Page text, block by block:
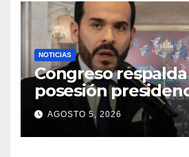
NOTICIAS
Congreso
posesión
y el Consejo de
mantiene vigente
ceremonia
AGOSTO 5, 2026